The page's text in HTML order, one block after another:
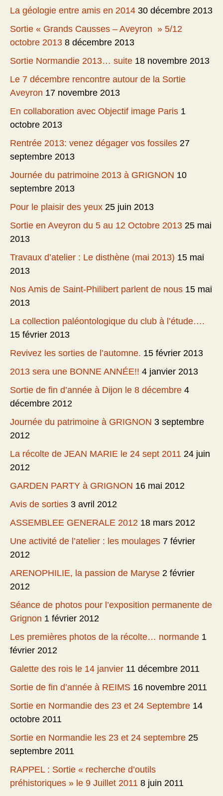
La géologie entre amis en 2014 30 décembre 2013
Sortie « Grands Causses – Aveyron » 5/12
octobre 2013 8 décembre 2013
Sortie Normandie 2013… suite 18 novembre 2013
Le 7 décembre rencontre autour de la Sortie
Aveyron 17 novembre 2013
En collaboration avec Objectif image Paris 1
octobre 2013
Rentrée 2013: venez dégager vos fossiles 27
septembre 2013
Journée du patrimoine 2013 à GRIGNON 10
septembre 2013
Pour le plaisir des yeux 25 juin 2013
Sortie en Aveyron du 5 au 12 Octobre 2013 25 mai
2013
Travaux d’atelier : Le disthène (mai 2013) 15 mai
2013
Nos Amis de Saint-Philibert parlent de nous 15 mai
2013
La collection paléontologique du club à l’étude….
15 février 2013
Revivez les sorties de l’automne. 15 février 2013
2013 sera une BONNE ANNÉE!! 4 janvier 2013
Sortie de fin d’année à Dijon le 8 décembre 4
décembre 2012
Journée du patrimoine à GRIGNON 3 septembre
2012
La récolte de JEAN MARIE le 24 sept 2011 24 juin
2012
GARDEN PARTY à GRIGNON 16 mai 2012
Avis de sorties 3 avril 2012
ASSEMBLEE GENERALE 2012 18 mars 2012
Une activité de l’atelier : les moulages 7 février
2012
ARENOPHILIE, la passion de Maryse 2 février
2012
Séance de photos pour l’exposition permanente de
Grignon 1 février 2012
Les premières photos de la récolte… normande 1
février 2012
Galette des rois le 14 janvier 11 décembre 2011
Sortie de fin d’année à REIMS 16 novembre 2011
Sortie en Normandie des 23 et 24 Septembre 14
octobre 2011
Sortie en Normandie les 23 et 24 septembre 25
septembre 2011
RAPPEL : Sortie « recherche d’outils
préhistoriques » le 9 Juillet 2011 8 juin 2011